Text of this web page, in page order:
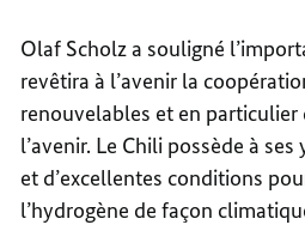
Olaf Scholz a souligné
revêtira à l’avenir la
renouvelables et en particulier
l’avenir. Le Chili possède à
et d’excellentes conditions
l’hydrogène de façon